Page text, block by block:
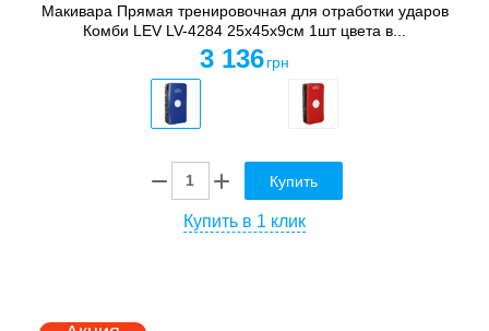
Макивара Прямая тренировочная для отработки ударов
Комби LEV LV-4284 25x45x9см 1шт цвета в...
3 136 грн
Купить
Купить в 1 клик